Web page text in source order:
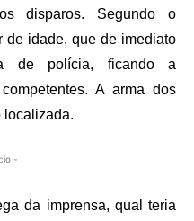
disparos. Segundo o
de idade, que de imediato
de polícia, ficando a
A arma dos
localizada.
-
da imprensa, qual teria